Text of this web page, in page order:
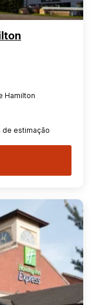
Hamilton
de estimação